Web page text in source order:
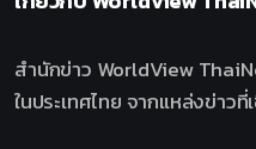
สำนักข่าว WorldView
ในประเทศไทย จากแหล่งข่าว